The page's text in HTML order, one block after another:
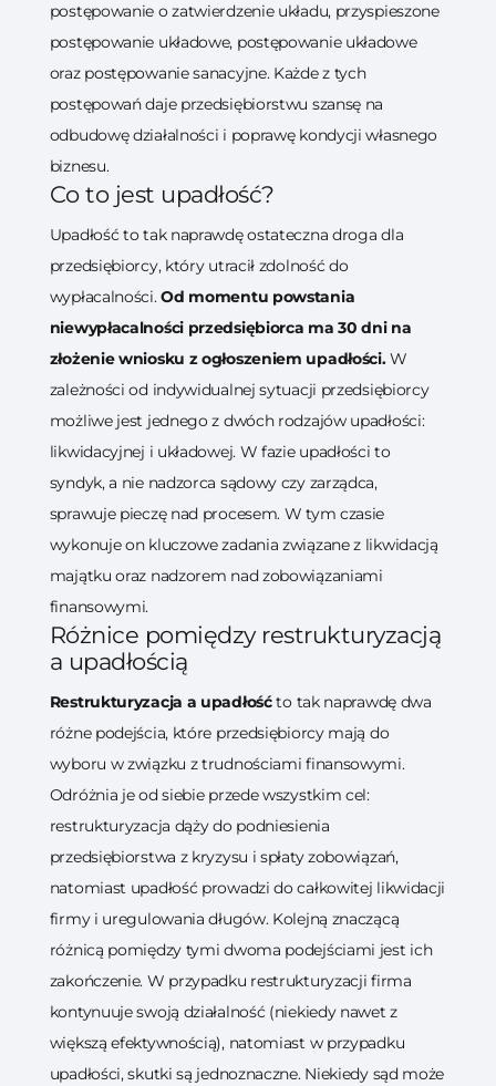
postępowanie o zatwierdzenie układu, przyspieszone
postępowanie układowe, postępowanie układowe
oraz postępowanie sanacyjne. Każde z tych
postępowań daje przedsiębiorstwu szansę na
odbudowę działalności i poprawę kondycji własnego
biznesu.
Co to jest upadłość?
Upadłość to tak naprawdę ostateczna droga dla
przedsiębiorcy, który utracił zdolność do
wypłacalności.Od momentu powstania
niewypłacalności przedsiębiorca ma 30 dni na
złożenie wniosku z ogłoszeniem upadłości.W
zależności od indywidualnej sytuacji przedsiębiorcy
możliwe jest jednego z dwóch rodzajów upadłości:
likwidacyjnej i układowej. W fazie upadłości to
syndyk, a nie nadzorca sądowy czy zarządca,
sprawuje pieczę nad procesem. W tym czasie
wykonuje on kluczowe zadania związane z likwidacją
majątku oraz nadzorem nad zobowiązaniami
finansowymi.
Różnice pomiędzy restrukturyzacją
a upadłością
Restrukturyzacja a upadłośćto tak naprawdę dwa
różne podejścia, które przedsiębiorcy mają do
wyboru w związku z trudnościami finansowymi.
Odróżnia je od siebie przede wszystkim cel:
restrukturyzacja dąży do podniesienia
przedsiębiorstwa z kryzysu i spłaty zobowiązań,
natomiast upadłość prowadzi do całkowitej likwidacji
firmy i uregulowania długów. Kolejną znaczącą
różnicą pomiędzy tymi dwoma podejściami jest ich
zakończenie. W przypadku restrukturyzacji firma
kontynuuje swoją działalność (niekiedy nawet z
większą efektywnością), natomiast w przypadku
upadłości, skutki są jednoznaczne. Niekiedy sąd może